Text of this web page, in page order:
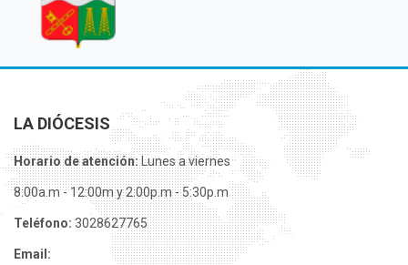
LA DIÓCESIS
Horario de atención:Lunes a viernes
8:00a.m - 12:00m y 2:00p.m - 5:30p.m
Teléfono: 3028627765
Email: